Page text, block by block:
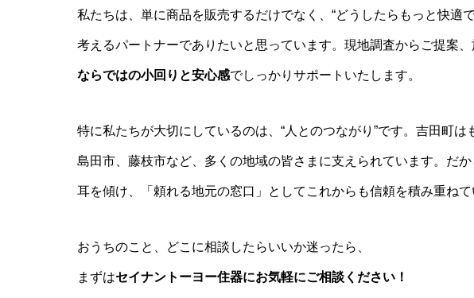
私たちは、単に商品を販売するだけでなく、“どうしたらもっと快適
考えるパートナーでありたいと思っています。現地調査からご提案、
ならではの小回りと安心感でしっかりサポートいたします。
特に私たちが大切にしているのは、“人とのつながり”です。吉田町は
島田市、藤枝市など、多くの地域の皆さまに支えられています。だ
耳を傾け、「頼れる地元の窓口」としてこれからも信頼を積み重ねて
おうちのこと、どこに相談したらいいか迷ったら、
まずはセイナントーヨー住器にお気軽にご相談ください！